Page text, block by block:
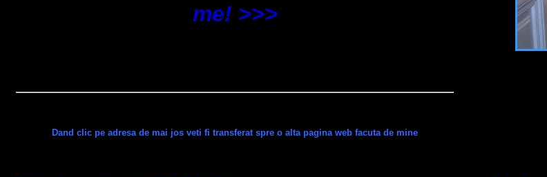
me! >>>
Dand clic pe adresa de mai jos veti fi transferat spre o alta pagina web facuta de mine